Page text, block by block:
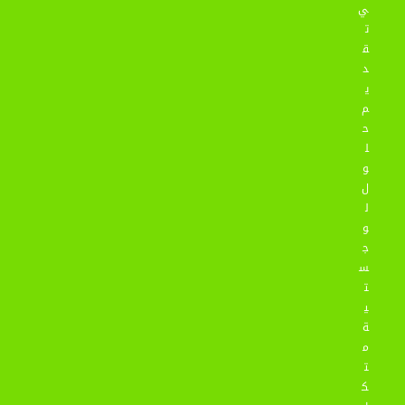
ي
ت
ق
د
ي
م
ح
ل
و
ل
ل
و
ج
س
ت
ي
ة
م
ت
ك